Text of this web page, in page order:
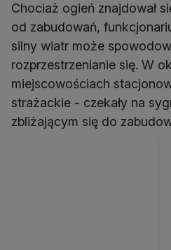
Chociaż ogień znajdował
od zabudowań,
silny wiatr może
rozprzestrzenianie się. W
miejscowościach
strażackie - czekały na
zbliżającym się do